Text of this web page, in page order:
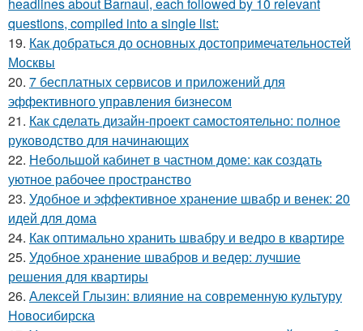
questions, compiled into a single list:
19. Как добраться до основных достопримечательностей
Москвы
20. 7 бесплатных сервисов и приложений для
эффективного управления бизнесом
21. Как сделать дизайн-проект самостоятельно: полное
руководство для начинающих
22. Небольшой кабинет в частном доме: как создать
уютное рабочее пространство
23. Удобное и эффективное хранение швабр и венек: 20
идей для дома
24. Как оптимально хранить швабру и ведро в квартире
25. Удобное хранение швабров и ведер: лучшие
решения для квартиры
26. Алексей Глызин: влияние на современную культуру
Новосибирска